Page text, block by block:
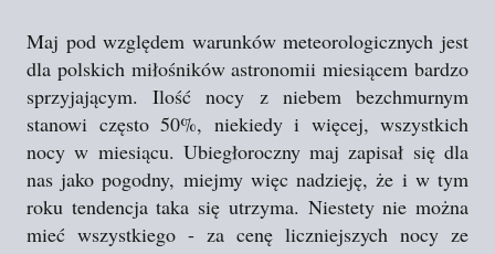
Maj pod względem warunków meteorologicznych jest
dla polskich miłośników astronomii miesiącem bardzo
sprzyjającym. Ilość nocy z niebem bezchmurnym
stanowi często 50%, niekiedy i więcej, wszystkich
nocy w miesiącu. Ubiegłoroczny maj zapisał się dla
nas jako pogodny, miejmy więc nadzieję, że i w tym
roku tendencja taka się utrzyma. Niestety nie można
mieć wszystkiego - za cenę liczniejszych nocy ze